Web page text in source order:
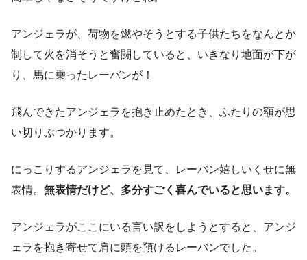
アンジェラが、荷物を燃やそうとする子供たちをなんとか
制して火を消そうと奮闘していると、いきなり地面が下が
り、馬に乗ったレーバンが！
飛んできたアンジェラを抱き止めたとき、ふたりの額が思
い切りぶつかります。
にっこりするアンジェラを見て、レーバン嬉しいくせに無
表情。 無表情だけど、多分すごく喜んでいると思います。
アンジェラがここにいる言い訳をしようとすると、アンジ
ェラを抱き寄せて肩に頭を預けるレーバンでした。